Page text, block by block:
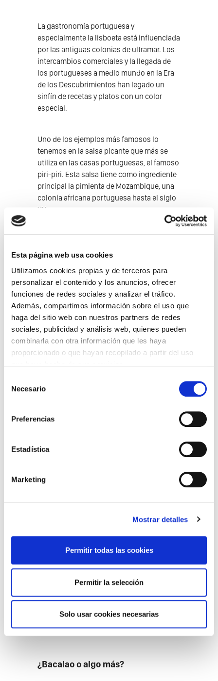
Esta página web usa cookies
Utilizamos cookies propias y de terceros para
personalizar el contenido y los anuncios, ofrecer
funciones de redes sociales y analizar el tráfico.
Además, compartimos información sobre el uso que
haga del sitio web con nuestros partners de redes
sociales, publicidad y análisis web, quienes pueden
combinarla con otra información que les haya
proporcionado o que hayan recopilado a partir del uso
Necesario
Preferencias
Estadística
Marketing
Mostrar detalles
Permitir todas las cookies
Permitir la selección
Solo usar cookies necesarias
La gastronomía portuguesa y
especialmente la lisboeta está influenciada
por las antiguas colonias de ultramar. Los
intercambios comerciales y la llegada de
los portugueses a medio mundo en la Era
de los Descubrimientos han legado un
sinfín de recetas y platos con un color
especial.
Uno de los ejemplos más famosos lo
tenemos en la salsa picante que más se
utiliza en las casas portuguesas, el famoso
piri-piri. Esta salsa tiene como ingrediente
principal la pimienta de Mozambique, una
colonia africana portuguesa hasta el siglo
XX.
arroz y especias tienen mucho que ver con
asiático, especialmente a las colonias de
Goa o Macao (India) por lo que no es
extraño encontrar platos con caril (curry).
También pequeños caprichos como las
samosas, una especie de empanadillas,
provienen del lejano Oriente.
diferente imbuido de mezclas y contrastes.
recetas de un lugar a otro en las carabelas
Free Tour Lisboa
Nuestro Free Tour Lisboa te atrapará con la
Cruzadas, la época de los Descubrimientos y el
auge y la caída de imperios
LIBRE APORTACIÓN IR AL TOUR
¿Bacalao o algo más?